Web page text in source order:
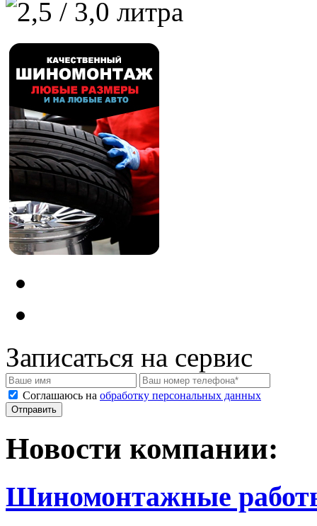
Записаться на сервис
Соглашаюсь на обработку персональных данных
Новости компании:
Шиномонтажные